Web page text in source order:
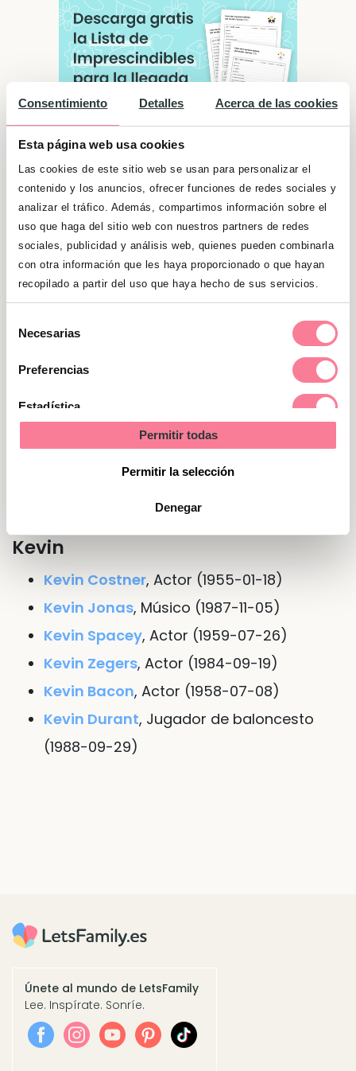
Consentimiento Detalles Acerca de las cookies
Esta página web usa cookies
Las cookies de este sitio web se usan para personalizar el
contenido y los anuncios, ofrecer funciones de redes sociales y
analizar el tráfico. Además, compartimos información sobre el
uso que haga del sitio web con nuestros partners de redes
sociales, publicidad y análisis web, quienes pueden combinarla
con otra información que les haya proporcionado o que hayan
recopilado a partir del uso que haya hecho de sus servicios.
Necesarias
Preferencias
Estadística
Permitir todas
Permitir la selección
Denegar
Significado de "Kevin"
Los Kevin suelen ser buenos conservadores, lo
que les ayuda a establecer amistades y
generar confianza rápidamente. Su
lancen a cumplir sus objetivos y sueños sin
bondadosos.
Nombre de Kevin en otras lenguas
Kevin
Kevin Costner, Actor (1955-01-18)
Kevin Jonas, Músico (1987-11-05)
Kevin Spacey, Actor (1959-07-26)
Kevin Zegers, Actor (1984-09-19)
Kevin Bacon, Actor (1958-07-08)
Kevin Durant, Jugador de baloncesto
(1988-09-29)
Únete al mundo de LetsFamily
Lee. Inspírate. Sonríe.